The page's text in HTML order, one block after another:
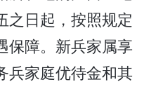
之日起，按照规定
保障。新兵家属享
兵家庭优待金和其